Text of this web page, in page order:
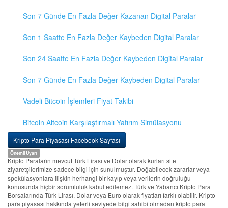
Son 7 Günde En Fazla Değer Kazanan Digital Paralar
Son 1 Saatte En Fazla Değer Kaybeden Digital Paralar
Son 24 Saatte En Fazla Değer Kaybeden Digital Paralar
Son 7 Günde En Fazla Değer Kaybeden Digital Paralar
Vadeli Bitcoin İşlemleri Fiyat Takibi
Bitcoin Altcoin Karşılaştırmalı Yatırım Simülasyonu
Kripto Para Piyasası Facebook Sayfası
Önemli Uyarı
Kripto Paraların mevcut Türk Lirası ve Dolar olarak kurları site
ziyaretçilerimize sadece bilgi için sunulmuştur. Doğabilecek zararlar veya
spekülasyonlara ilişkin herhangi bir kayıp veya verilerin doğruluğu
konusunda hiçbir sorumluluk kabul edilemez. Türk ve Yabancı Kripto Para
Borsalarında Türk Lirası, Dolar veya Euro olarak fiyatları farklı olabilir. Kripto
para piyasası hakkında yeterli seviyede bilgi sahibi olmadan kripto para